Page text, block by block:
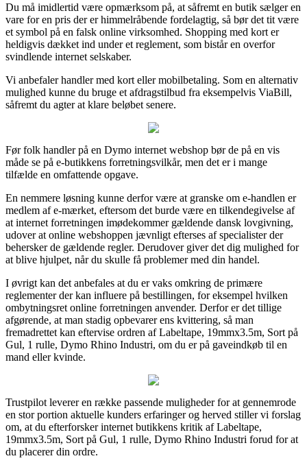
Du må imidlertid være opmærksom på, at såfremt en butik sælger en
vare for en pris der er himmelråbende fordelagtig, så bør det tit være
et symbol på en falsk online virksomhed. Shopping med kort er
heldigvis dækket ind under et reglement, som bistår en overfor
svindlende internet selskaber.
Vi anbefaler handler med kort eller mobilbetaling. Som en alternativ
mulighed kunne du bruge et afdragstilbud fra eksempelvis ViaBill,
såfremt du agter at klare beløbet senere.
Før folk handler på en Dymo internet webshop bør de på en vis
måde se på e-butikkens forretningsvilkår, men det er i mange
tilfælde en omfattende opgave.
En nemmere løsning kunne derfor være at granske om e-handlen er
medlem af e-mærket, eftersom det burde være en tilkendegivelse af
at internet forretningen imødekommer gældende dansk lovgivning,
udover at online webshoppen jævnligt efterses af specialister der
behersker de gældende regler. Derudover giver det dig mulighed for
at blive hjulpet, når du skulle få problemer med din handel.
I øvrigt kan det anbefales at du er vaks omkring de primære
reglementer der kan influere på bestillingen, for eksempel hvilken
ombytningsret online forretningen anvender. Derfor er det tillige
afgørende, at man stadig opbevarer ens kvittering, så man
fremadrettet kan eftervise ordren af Labeltape, 19mmx3.5m, Sort på
Gul, 1 rulle, Dymo Rhino Industri, om du er på gaveindkøb til en
mand eller kvinde.
Trustpilot leverer en række passende muligheder for at gennemrode
en stor portion aktuelle kunders erfaringer og herved stiller vi forslag
om, at du efterforsker internet butikkens kritik af Labeltape,
19mmx3.5m, Sort på Gul, 1 rulle, Dymo Rhino Industri forud for at
du placerer din ordre.